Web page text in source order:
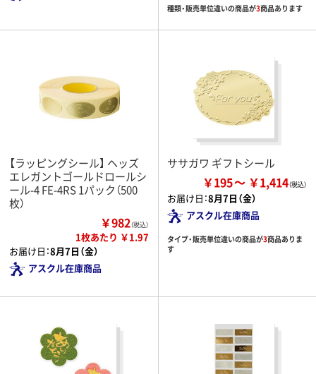
種類・販売単位違いの商品が3商品あります
【ラッピングシール】 ヘッズ
エレガントゴールドロールシ
ール-4 FE-4RS 1パック（500
枚）
￥982（税込）
1枚あたり ￥1.97
お届け日：8月7日（金）
アスクル在庫商品
ササガワ ギフトシール
￥195 ￥1,414
お届け日：8月7日（金）
アスクル在庫商品
タイプ・販売単位違いの商品が3商品ありま
す